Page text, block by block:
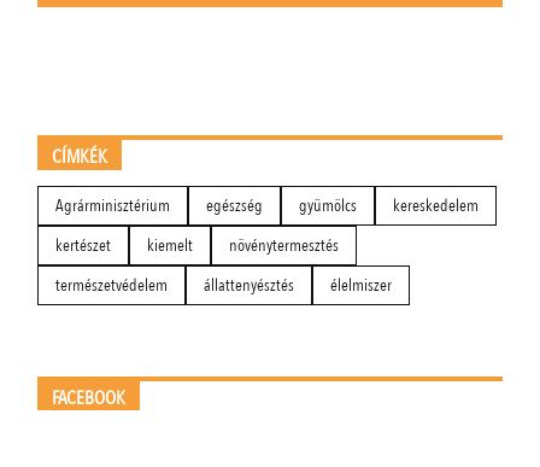
CÍMKÉK
Agrárminisztérium egészség gyümölcs
kereskedelem
kertészet
kiemelt
növénytermesztés
természetvédelem
állattenyésztés élelmiszer
FACEBOOK